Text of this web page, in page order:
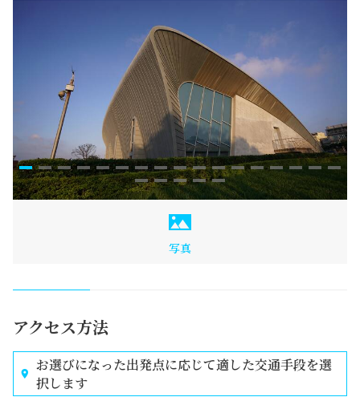
写真
アクセス方法
お選びになった出発点に応じて適した交通手段を選
択します